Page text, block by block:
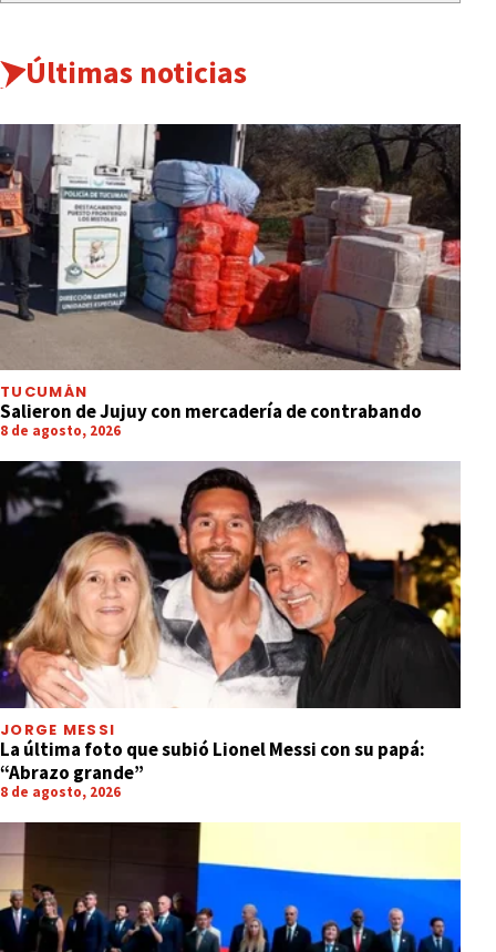
Últimas noticias
TUCUMÁN
Salieron de Jujuy con mercadería de contrabando
8 de agosto, 2026
JORGE MESSI
La última foto que subió Lionel Messi con su papá:
“Abrazo grande”
8 de agosto, 2026